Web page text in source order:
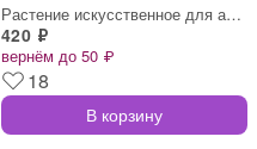
Растение искусственное для аквариума, 18
420 ₽
вернём до 50 ₽
18
В корзину